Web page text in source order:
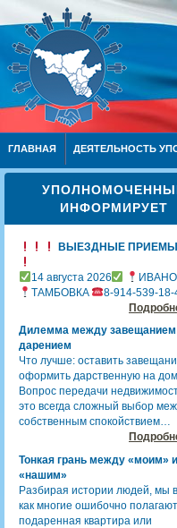
ГЛАВНАЯ ДЕЯТЕЛЬНОСТЬ
ИНФОРМИРУЕТ
ВЫЕЗДНЫЕ ПРИЕМЫ
14 августа 2026
ТАМБОВКА
8-914-539-18-
Дилемма между завещанием
дарением
Что лучше: оставить
оформить дарственную на
Вопрос передачи
это всегда сложный выбор
собственным спокойствием…
Тонкая грань между «моим» и
«нашим»
Разбирая истории людей, мы
как многие ошибочно
подаренная квартира или